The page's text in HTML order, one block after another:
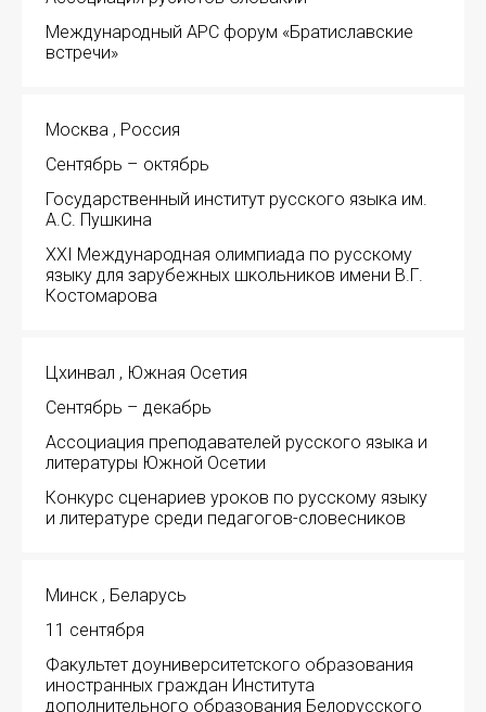
Международный АРС форум «Братиславские
встречи»
Москва , Россия
Сентябрь – октябрь
Государственный институт русского языка им.
А.С. Пушкина
XXI Международная олимпиада по русскому
языку для зарубежных школьников имени В.Г.
Костомарова
Цхинвал , Южная Осетия
Сентябрь – декабрь
Ассоциация преподавателей русского языка и
литературы Южной Осетии
Конкурс сценариев уроков по русскому языку
и литературе среди педагогов-словесников
Минск , Беларусь
11 сентября
Факультет доуниверситетского образования
иностранных граждан Института
дополнительного образования Белорусского